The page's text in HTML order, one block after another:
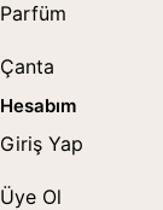
Parfüm
Çanta
Hesabım
Giriş Yap
Üye Ol